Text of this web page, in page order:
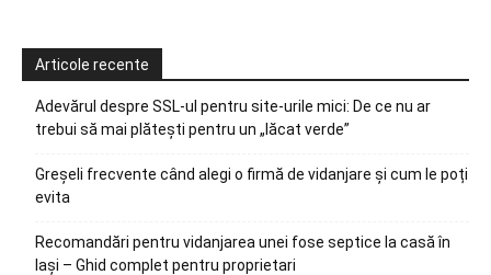
Articole recente
Adevărul despre SSL-ul pentru site-urile mici: De ce nu ar
trebui să mai plătești pentru un „lăcat verde”
Greșeli frecvente când alegi o firmă de vidanjare și cum le poți
evita
Recomandări pentru vidanjarea unei fose septice la casă în
Iași – Ghid complet pentru proprietari